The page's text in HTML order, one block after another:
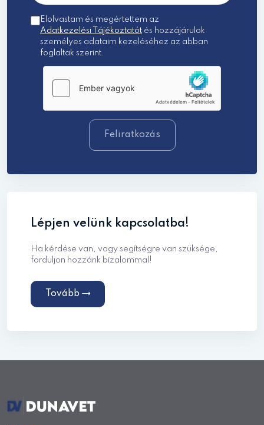
Elolvastam és megértettem az
Adatkezelési Tájékoztatót és hozzájárulok
személyes adataim kezeléséhez az abban
foglaltak szerint.
Feliratkozás
Lépjen velünk kapcsolatba!
Ha kérdése van, vagy segítségre van szüksége,
forduljon hozzánk bizalommal!
Tovább